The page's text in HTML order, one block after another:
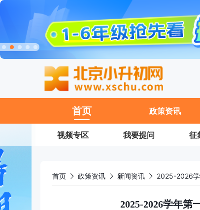
首页 政策资讯
视频专区 我要提问 征
首页 政策资讯 新闻资讯 2025-2026学
2025-2026学年第